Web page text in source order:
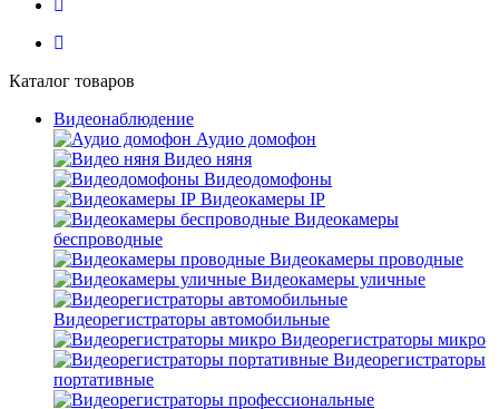
Каталог товаров
Видеонаблюдение
Аудио домофон
Видео няня
Видеодомофоны
Видеокамеры IP
Видеокамеры
беспроводные
Видеокамеры проводные
Видеокамеры уличные
Видеорегистраторы автомобильные
Видеорегистраторы микро
Видеорегистраторы
портативные